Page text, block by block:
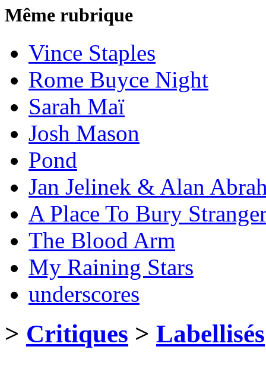
Même rubrique
Vince Staples
Rome Buyce Night
Sarah Maï
Josh Mason
Pond
Jan Jelinek & Alan
A Place To Bury
The Blood Arm
My Raining Stars
underscores
> Critiques > Labellisés